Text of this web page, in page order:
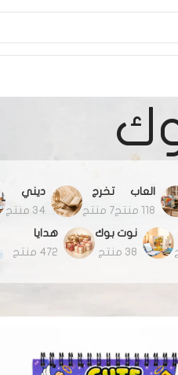
العاب
118 منتج
تخرج
7 منتج
ديني
34 منتج
نوت بوك
38 منتج
هدايا
472 منتج